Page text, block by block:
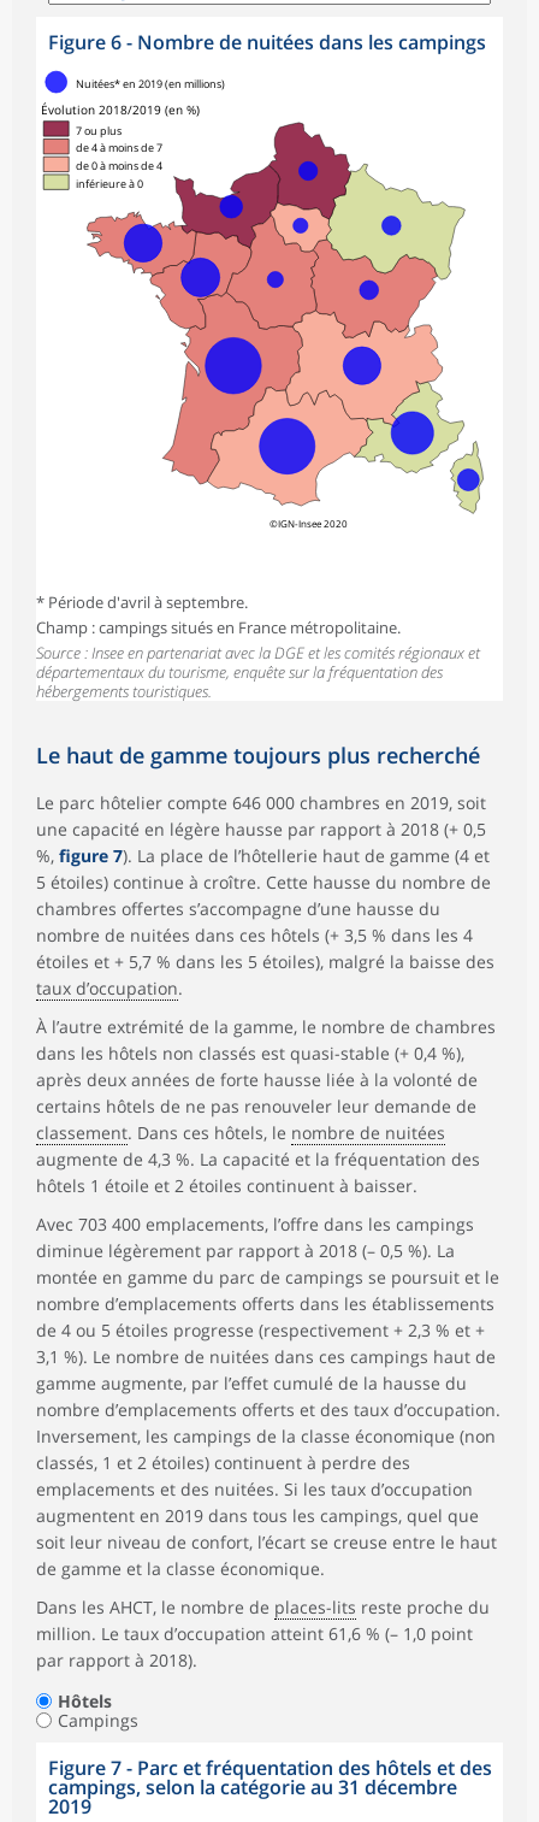
Figure 6 - Nombre de nuitées dans les campings
Évolution 2018/2019 (en %)
Nuitées* en 2019 (en millions)
inférieure à 0
de 0 à moins de 4
de 4 à moins de 7
7 ou plus
©IGN-Insee 2020
* Période d'avril à septembre.
Champ : campings situés en France métropolitaine.
Source : Insee en partenariat avec la DGE et les comités régionaux et
départementaux du tourisme, enquête sur la fréquentation des
hébergements touristiques.
Le haut de gamme toujours plus recherché
Le parc hôtelier compte 646 000 chambres en 2019, soit
une capacité en légère hausse par rapport à 2018 (+ 0,5
%, figure 7). La place de l’hôtellerie haut de gamme (4 et
5 étoiles) continue à croître. Cette hausse du nombre de
chambres offertes s’accompagne d’une hausse du
nombre de nuitées dans ces hôtels (+ 3,5 % dans les 4
étoiles et + 5,7 % dans les 5 étoiles), malgré la baisse des
taux d’occupation.
À l’autre extrémité de la gamme, le nombre de chambres
dans les hôtels non classés est quasi-stable (+ 0,4 %),
après deux années de forte hausse liée à la volonté de
certains hôtels de ne pas renouveler leur demande de
classement. Dans ces hôtels, le nombre de nuitées
augmente de 4,3 %. La capacité et la fréquentation des
hôtels 1 étoile et 2 étoiles continuent à baisser.
Avec 703 400 emplacements, l’offre dans les campings
diminue légèrement par rapport à 2018 (– 0,5 %). La
montée en gamme du parc de campings se poursuit et le
nombre d’emplacements offerts dans les établissements
de 4 ou 5 étoiles progresse (respectivement + 2,3 % et +
3,1 %). Le nombre de nuitées dans ces campings haut de
gamme augmente, par l’effet cumulé de la hausse du
nombre d’emplacements offerts et des taux d’occupation.
Inversement, les campings de la classe économique (non
classés, 1 et 2 étoiles) continuent à perdre des
emplacements et des nuitées. Si les taux d’occupation
augmentent en 2019 dans tous les campings, quel que
soit leur niveau de confort, l’écart se creuse entre le haut
de gamme et la classe économique.
Dans les AHCT, le nombre de places-lits reste proche du
million. Le taux d’occupation atteint 61,6 % (– 1,0 point
par rapport à 2018).
Hôtels
Campings
Figure 7 - Parc et fréquentation des hôtels et des
campings, selon la catégorie au 31 décembre
2019